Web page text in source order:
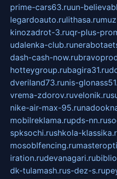
prime-cars63.ruun-
legardoauto.rulithasa.ru
kinozadrot-3.ruqr-plus-
udalenka-club.ru
dash-cash-now.ru
hotteygroup.rubagira31.ru
dveriland73.runis-
vrema-zdorov.ruvelonik.ru
nike-air-max-95.ru
mobilreklama.rupds-nn.ru
spksochi.rushkola-
mosoblfencing.ru
iration.rudevanagari.ru
dk-tulamash.rus-dez-s.ru